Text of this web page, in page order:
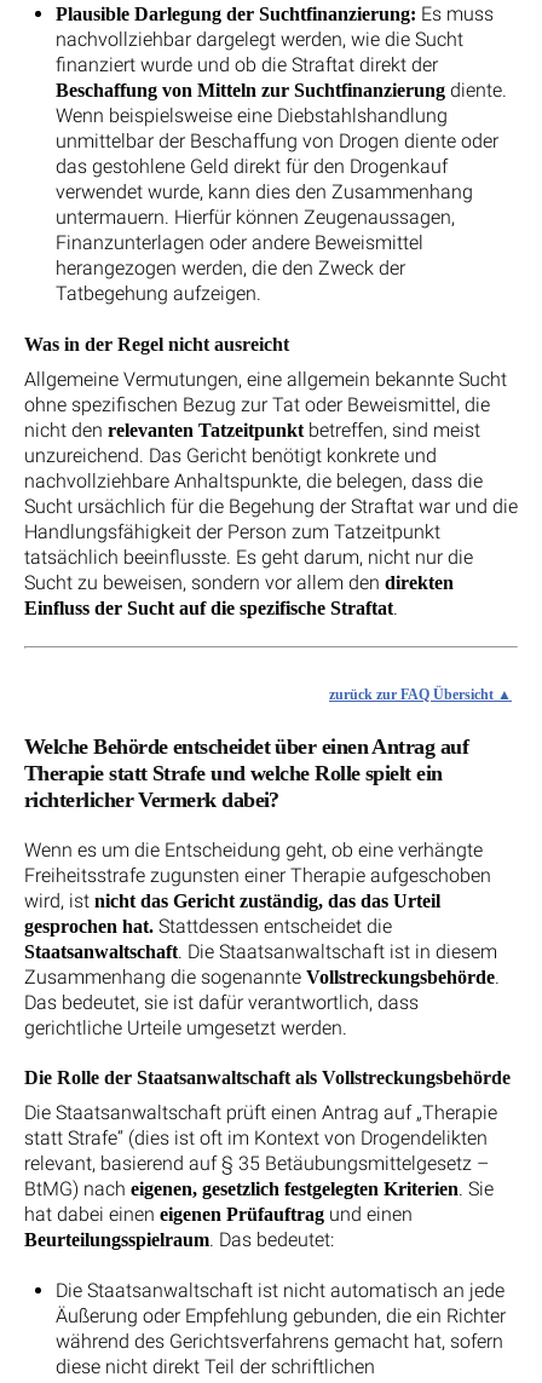
Plausible Darlegung der Suchtfinanzierung: Es muss
nachvollziehbar dargelegt werden, wie die Sucht
finanziert wurde und ob die Straftat direkt der
Beschaffung von Mitteln zur Suchtfinanzierungdiente.
Wenn beispielsweise eine Diebstahlshandlung
unmittelbar der Beschaffung von Drogen diente oder
das gestohlene Geld direkt für den Drogenkauf
verwendet wurde, kann dies den Zusammenhang
untermauern. Hierfür können Zeugenaussagen,
Finanzunterlagen oder andere Beweismittel
herangezogen werden, die den Zweck der
Tatbegehung aufzeigen.
Was in der Regel nicht ausreicht
Allgemeine Vermutungen, eine allgemein bekannte Sucht
ohne spezifischen Bezug zur Tat oder Beweismittel, die
nicht den relevanten Tatzeitpunktbetreffen, sind meist
unzureichend. Das Gericht benötigt konkrete und
nachvollziehbare Anhaltspunkte, die belegen, dass die
Sucht ursächlich für die Begehung der Straftat war und die
Handlungsfähigkeit der Person zum Tatzeitpunkt
tatsächlich beeinflusste. Es geht darum, nicht nur die
Sucht zu beweisen, sondern vor allem den direkten
Einfluss der Sucht auf die spezifische Straftat.
zurück zur FAQ Übersicht
Welche Behörde entscheidet über einen Antrag auf
Therapie statt Strafe und welche Rolle spielt ein
richterlicher Vermerk dabei?
Wenn es um die Entscheidung geht, ob eine verhängte
Freiheitsstrafe zugunsten einer Therapie aufgeschoben
wird, ist nicht das Gericht zuständig, das das Urteil
gesprochen hat. Stattdessen entscheidet die
Staatsanwaltschaft. Die Staatsanwaltschaft ist in diesem
Zusammenhang die sogenannte Vollstreckungsbehörde.
Das bedeutet, sie ist dafür verantwortlich, dass
gerichtliche Urteile umgesetzt werden.
Die Rolle der Staatsanwaltschaft als Vollstreckungsbehörde
Die Staatsanwaltschaft prüft einen Antrag auf „Therapie
statt Strafe“ (dies ist oft im Kontext von Drogendelikten
relevant, basierend auf § 35 Betäubungsmittelgesetz –
BtMG) nach eigenen, gesetzlich festgelegten Kriterien. Sie
hat dabei einen eigenen Prüfauftrag und einen
Beurteilungsspielraum. Das bedeutet:
Die Staatsanwaltschaft ist nicht automatisch an jede
Äußerung oder Empfehlung gebunden, die ein Richter
während des Gerichtsverfahrens gemacht hat, sofern
diese nicht direkt Teil der schriftlichen